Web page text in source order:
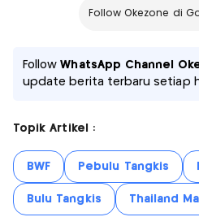
Follow Okezone di
FollowWhatsApp Channel
update berita terbaru setiap
Topik Artikel :
BWF Pebulu Tangkis
Bulu Tangkis Thailand